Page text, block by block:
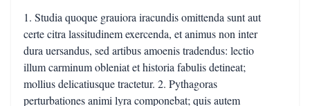
1. Studia quoque grauiora iracundis omittenda sunt aut
certe citra lassitudinem exercenda, et animus non inter
dura uersandus, sed artibus amoenis tradendus: lectio
illum carminum obleniat et historia fabulis detineat;
mollius delicatiusque tractetur. 2. Pythagoras
perturbationes animi lyra componebat; quis autem